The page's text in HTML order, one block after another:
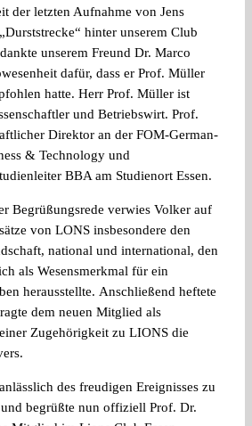
der letzten Aufnahme von Jens
hinter unserem Club
unserem Freund Dr. Marco
dafür, dass er Prof. Müller
hatte. Herr Prof. Müller ist
und Betriebswirt. Prof.
Direktor an der FOM-German-
& Technology und
BBA am Studienort Essen.
Begrüßungsrede verwies Volker auf
von LONS insbesondere den
national und international, den
als Wesensmerkmal für ein
herausstellte. Anschließend heftete
dem neuen Mitglied als
Zugehörigkeit zu LIONS die
des freudigen Ereignisses zu
begrüßte nun offiziell Prof. Dr.